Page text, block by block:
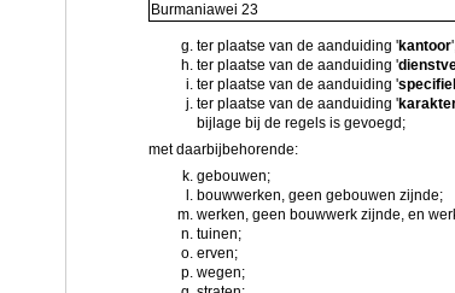
Burmaniawei 23
ter plaatse van de aanduiding 'kantoor
ter plaatse van de aanduiding '
ter plaatse van de aanduiding '
ter plaatse van de aanduiding '
bijlage bij de regels is gevoegd;
met daarbijbehorende:
gebouwen;
bouwwerken, geen gebouwen zijnde;
werken, geen bouwwerk zijnde, en
tuinen;
erven;
wegen;